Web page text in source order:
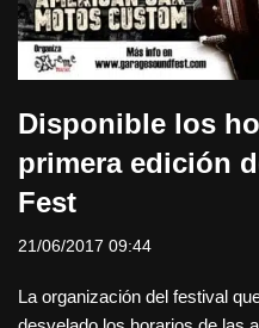
Disponible los
primera edición
Fest
21/06/2017 09:44
La organización del festival